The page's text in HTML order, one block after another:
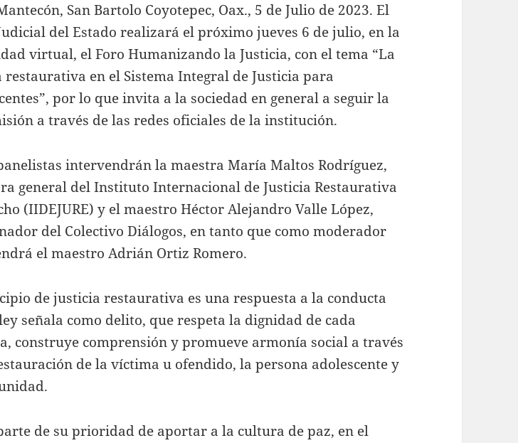
San Bartolo Coyotepec, Oax., 5 de Julio de 2023. El
del Estado realizará el próximo jueves 6 de julio, en la
virtual, el Foro Humanizando la Justicia, con el tema “La
restaurativa en el Sistema Integral de Justicia para
por lo que invita a la sociedad en general a seguir la
a través de las redes oficiales de la institución.
intervendrán la maestra María Maltos Rodríguez,
general del Instituto Internacional de Justicia Restaurativa
(IIDEJURE) y el maestro Héctor Alejandro Valle López,
del Colectivo Diálogos, en tanto que como moderador
el maestro Adrián Ortiz Romero.
de justicia restaurativa es una respuesta a la conducta
señala como delito, que respeta la dignidad de cada
construye comprensión y promueve armonía social a través
de la víctima u ofendido, la persona adolescente y
de su prioridad de aportar a la cultura de paz, en el